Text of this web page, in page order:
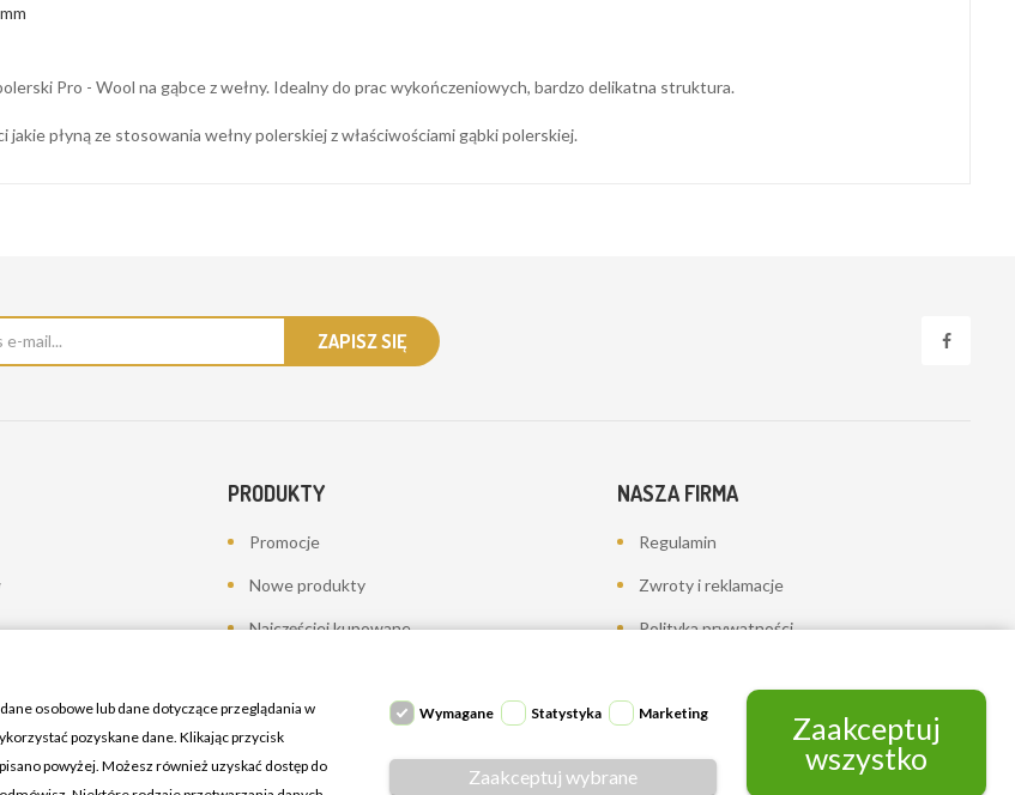
Pro - Wool na gąbce z wełny. Idealny do prac wykończeniowych, bardzo delikatna struktura.
jakie płyną ze stosowania wełny polerskiej z właściwościami gąbki polerskiej.
PRODUKTY
Promocje
Nowe produkty
Najczęściej kupowane
NASZA FIRMA
Regulamin
Zwroty i reklamacje
Polityka prywatności
Kontakt z nami
Mapa strony
osobowe lub dane dotyczące przeglądania w
pozyskane dane. Klikając przycisk
powyżej. Możesz również uzyskać dostęp do
Wymagane Statystyka Marketing
Zaakceptuj wybrane
Zaakceptuj
wszystko